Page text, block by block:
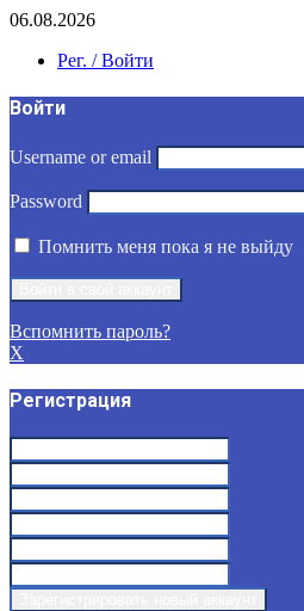
06.08.2026
Рег. / Войти
Войти
Username or email
Password
Помнить меня пока я не выйду
Вспомнить пароль?
X
Регистрация